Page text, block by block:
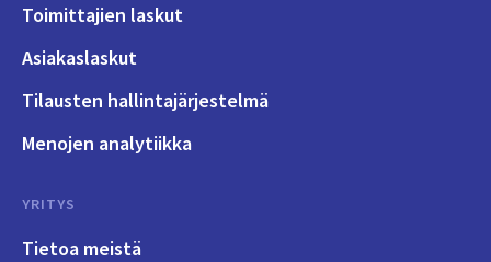
Toimittajien laskut
Asiakaslaskut
Tilausten hallintajärjestelmä
Menojen analytiikka
YRITYS
Tietoa meistä